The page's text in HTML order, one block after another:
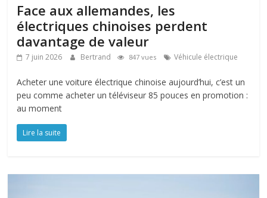
Face aux allemandes, les
électriques chinoises perdent
davantage de valeur
7 juin 2026 Bertrand 847 vues Véhicule électrique
Acheter une voiture électrique chinoise aujourd’hui, c’est un
peu comme acheter un téléviseur 85 pouces en promotion :
au moment
Lire la suite